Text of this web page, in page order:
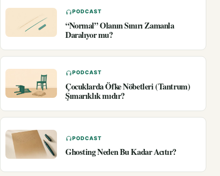
PODCAST
“Normal” Olanın Sınırı Zamanla
Daralıyor mu?
PODCAST
Çocuklarda Öfke Nöbetleri (Tantrum)
Şımarıklık mıdır?
PODCAST
Ghosting Neden Bu Kadar Acıtır?